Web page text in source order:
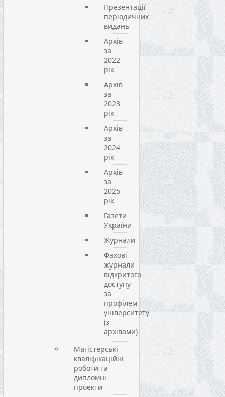
Презентації
періодичних
видань
Архів
за
2022
рік
Архів
за
2023
рік
Архів
за
2024
рік
Архів
за
2025
рік
Газети
України
Журнали
Фахові
журнали
відкритого
доступу
за
профілем
університету
(з
архівами)
Магістерські
кваліфікаційні
роботи та
дипломні
проекти